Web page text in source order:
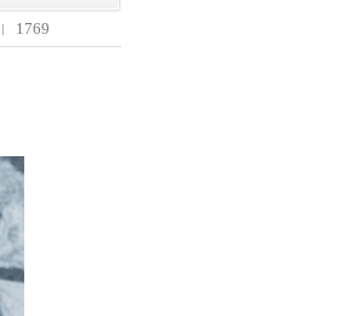
Sitemap
1769